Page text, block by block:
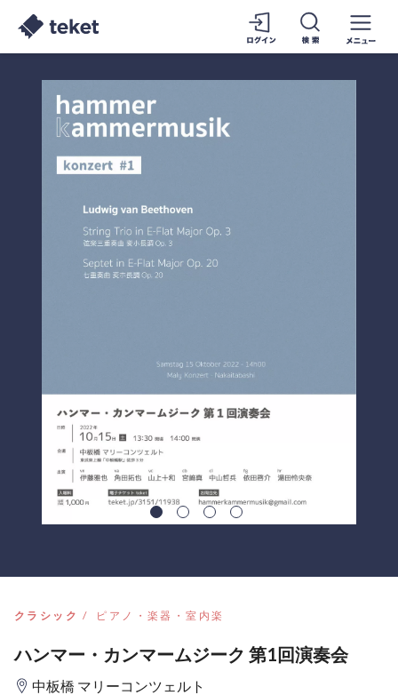
クラシック ピアノ・楽器・室内楽
ハンマー・カンマームジーク 第1回演奏会
中板橋 マリーコンツェルト